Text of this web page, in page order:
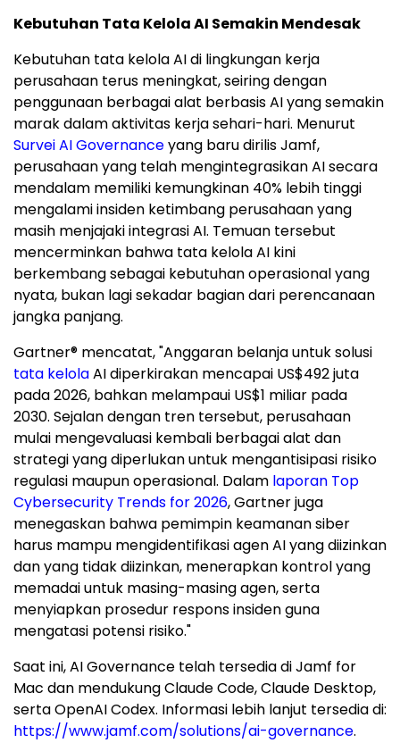
Kebutuhan Tata Kelola AI Semakin Mendesak
Kebutuhan tata kelola AI di lingkungan kerja
perusahaan terus meningkat, seiring dengan
penggunaan berbagai alat berbasis AI yang semakin
marak dalam aktivitas kerja sehari-hari. Menurut
Survei AI Governanceyang baru dirilis Jamf,
perusahaan yang telah mengintegrasikan AI secara
mendalam memiliki kemungkinan 40% lebih tinggi
mengalami insiden ketimbang perusahaan yang
masih menjajaki integrasi AI. Temuan tersebut
mencerminkan bahwa tata kelola AI kini
berkembang sebagai kebutuhan operasional yang
nyata, bukan lagi sekadar bagian dari perencanaan
jangka panjang.
Gartner® mencatat, "Anggaran belanja untuk solusi
tata kelolaAI diperkirakan mencapai US$492 juta
pada 2026, bahkan melampaui US$1 miliar pada
2030. Sejalan dengan tren tersebut, perusahaan
mulai mengevaluasi kembali berbagai alat dan
strategi yang diperlukan untuk mengantisipasi risiko
regulasi maupun operasional. Dalam laporan Top
Cybersecurity Trends for 2026, Gartner juga
menegaskan bahwa pemimpin keamanan siber
harus mampu mengidentifikasi agen AI yang diizinkan
dan yang tidak diizinkan, menerapkan kontrol yang
memadai untuk masing-masing agen, serta
menyiapkan prosedur respons insiden guna
mengatasi potensi risiko."
Saat ini, AI Governance telah tersedia di Jamf for
Mac dan mendukung Claude Code, Claude Desktop,
serta OpenAI Codex. Informasi lebih lanjut tersedia di:
https://www.jamf.com/solutions/ai-governance.